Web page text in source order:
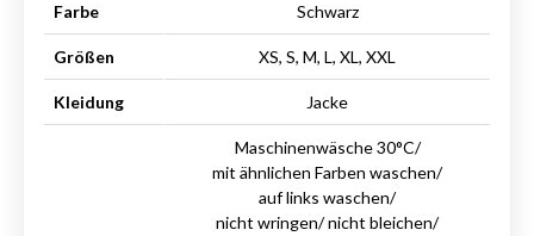
Farbe Schwarz
Größen XS, S, M, L, XL, XXL
Kleidung Jacke
Maschinenwäsche 30°C/
mit ähnlichen Farben waschen/
auf links waschen/
nicht wringen/ nicht bleichen/